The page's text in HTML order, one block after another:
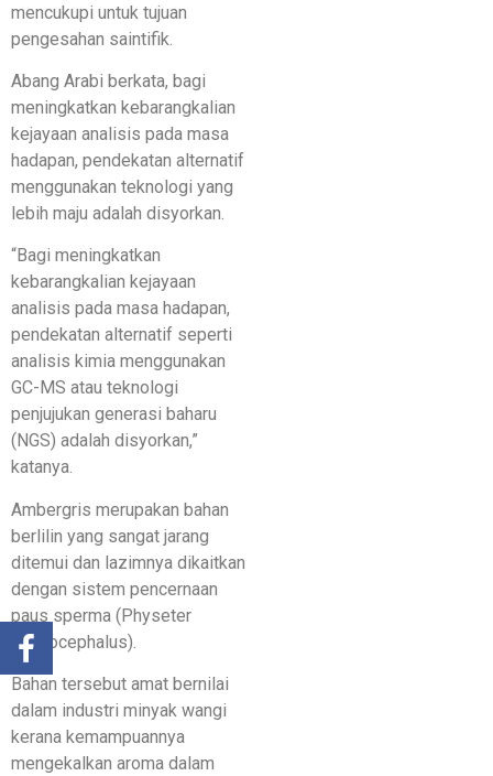
mencukupi untuk tujuan
pengesahan saintifik.
Abang Arabi berkata, bagi
meningkatkan kebarangkalian
kejayaan analisis pada masa
hadapan, pendekatan alternatif
menggunakan teknologi yang
lebih maju adalah disyorkan.
“Bagi meningkatkan
kebarangkalian kejayaan
analisis pada masa hadapan,
pendekatan alternatif seperti
analisis kimia menggunakan
GC-MS atau teknologi
penjujukan generasi baharu
(NGS) adalah disyorkan,”
katanya.
Ambergris merupakan bahan
berlilin yang sangat jarang
ditemui dan lazimnya dikaitkan
dengan sistem pencernaan
paus sperma (Physeter
macrocephalus).
Bahan tersebut amat bernilai
dalam industri minyak wangi
kerana kemampuannya
mengekalkan aroma dalam